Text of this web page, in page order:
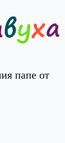
папе от